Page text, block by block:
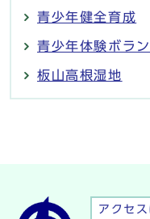
青少年健全育成
青少年体験ボラ
板山高根湿地
アクセ